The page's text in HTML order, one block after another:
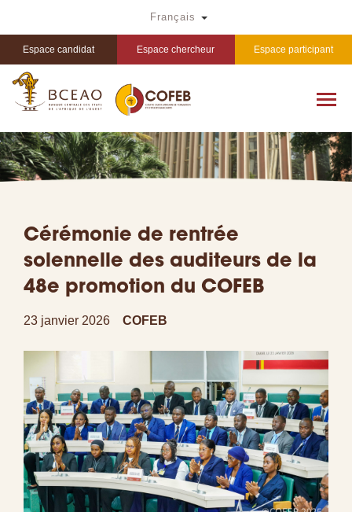
principal
Français Toggle Dropdown
Espace candidat Espace chercheur Espace participant
Cérémonie de rentrée
solennelle des auditeurs de la
48e promotion du COFEB
23 janvier 2026 COFEB